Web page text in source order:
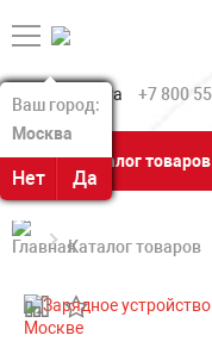
Ваш город:
Москва
Нет Да
Ваш город:
Москва
Нет Да
+7 800
Каталог товаров
Каталог товаров